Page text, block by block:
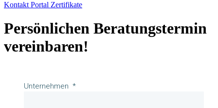
Kontakt Portal Zertifikate
Persönlichen Beratungstermin
vereinbaren!
Unternehmen